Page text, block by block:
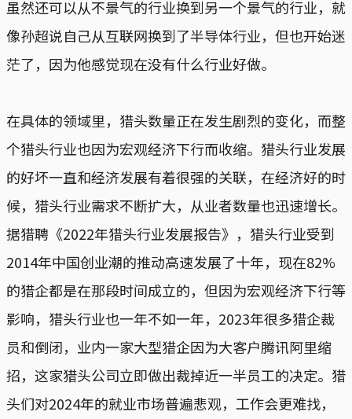
虽然还可以从不景气的行业换到另一个景气的行业，就
像孙超说自己从互联网换到了半导体行业，但也开始迷
茫了，因为他感觉现在没有什么行业好做。
在具体的领域里，猎头数量正在发生剧烈的变化，而整
个猎头行业也因为宏观经济下行而收缩。猎头行业发展
的好坏一直和经济发展有着很强的关联，在经济好的时
候，猎头行业需求不断扩大，从业者数量也迅速增长。
据猎聘《2022年猎头行业发展报告》，猎头行业受到
2014年中国创业潮的推动高速发展了十年，现在82%
的猎企都是在那段时间成立的，但因为宏观经济下行等
影响，猎头行业也一年不如一年，2023年很多猎企裁
员和倒闭，业内一家大型猎企因为大客户腾讯阿里缩
招，这家猎头公司立即做出裁掉近一半员工的决定。猎
头们对2024年的就业市场普遍悲观，工作会更难找，